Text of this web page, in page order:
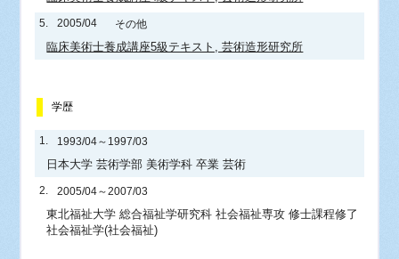
5. 2005/04 その他
臨床美術士養成講座5級テキスト, 芸術造形研究所
学歴
1. 1993/04～1997/03
日本大学 芸術学部 美術学科 卒業 芸術
2. 2005/04～2007/03
東北福祉大学 総合福祉学研究科 社会福祉専攻 修士課程修了
社会福祉学(社会福祉)